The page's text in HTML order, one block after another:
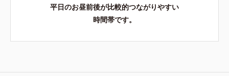
平日のお昼前後が比較的つながりやすい
時間帯です。